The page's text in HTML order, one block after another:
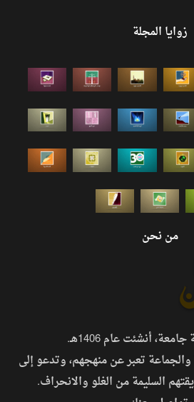
زوايا المجلة
من نحن
أنشئت عام 1406هـ.
والجماعة تعبر عن منهجهم، وتدعو إلى
السليمة من الغلو والانحراف.